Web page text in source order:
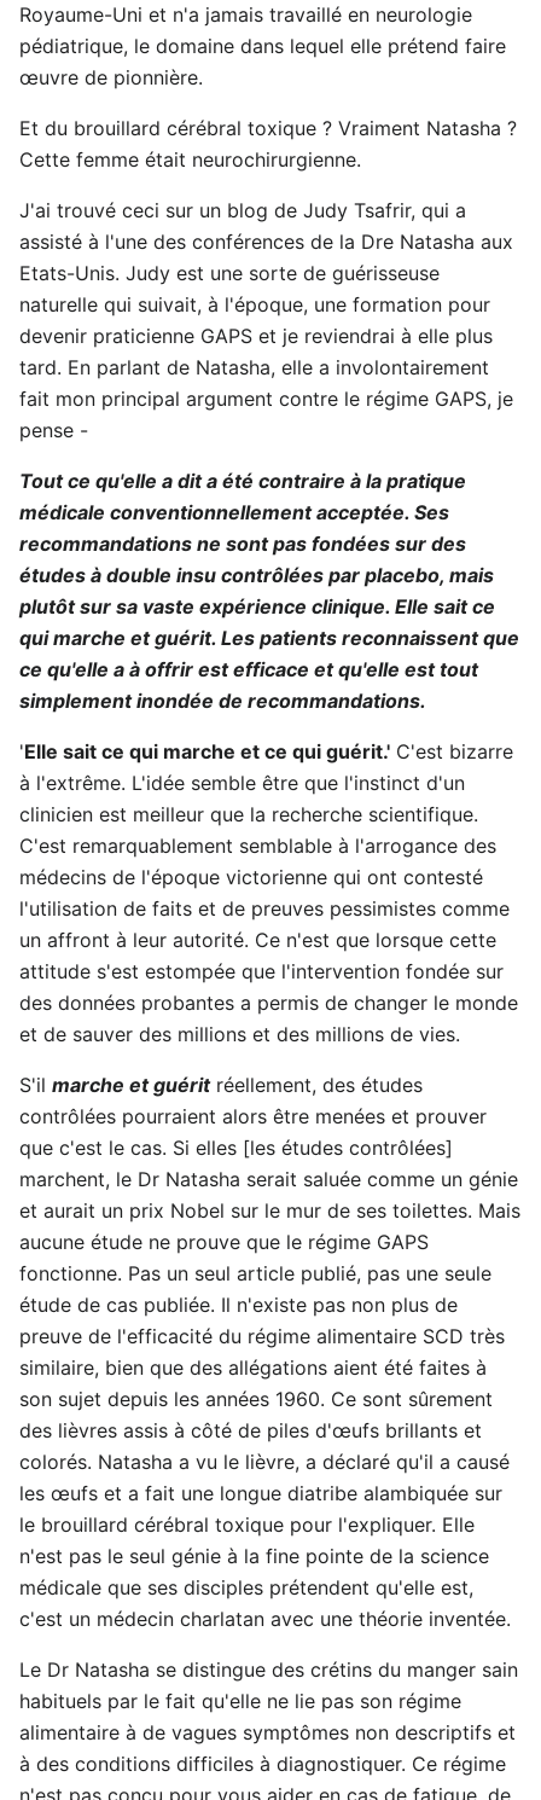
Royaume-Uni et n'a jamais travaillé en neurologie
pédiatrique, le domaine dans lequel elle prétend faire
œuvre de pionnière.
Et du brouillard cérébral toxique ? Vraiment Natasha ?
Cette femme était neurochirurgienne.
J'ai trouvé ceci sur un blog de Judy Tsafrir, qui a
assisté à l'une des conférences de la Dre Natasha aux
Etats-Unis. Judy est une sorte de guérisseuse
naturelle qui suivait, à l'époque, une formation pour
devenir praticienne GAPS et je reviendrai à elle plus
tard. En parlant de Natasha, elle a involontairement
fait mon principal argument contre le régime GAPS, je
pense -
Tout ce qu'elle a dit a été contraire à la pratique
médicale conventionnellement acceptée. Ses
recommandations ne sont pas fondées sur des
études à double insu contrôlées par placebo, mais
plutôt sur sa vaste expérience clinique. Elle sait ce
qui marche et guérit. Les patients reconnaissent que
ce qu'elle a à offrir est efficace et qu'elle est tout
simplement inondée de recommandations.
'Elle sait ce qui marche et ce qui guérit.' C'est bizarre
à l'extrême. L'idée semble être que l'instinct d'un
clinicien est meilleur que la recherche scientifique.
C'est remarquablement semblable à l'arrogance des
médecins de l'époque victorienne qui ont contesté
l'utilisation de faits et de preuves pessimistes comme
un affront à leur autorité. Ce n'est que lorsque cette
attitude s'est estompée que l'intervention fondée sur
des données probantes a permis de changer le monde
et de sauver des millions et des millions de vies.
S'il marche et guéritréellement, des études
contrôlées pourraient alors être menées et prouver
que c'est le cas. Si elles [les études contrôlées]
marchent, le Dr Natasha serait saluée comme un génie
et aurait un prix Nobel sur le mur de ses toilettes. Mais
aucune étude ne prouve que le régime GAPS
fonctionne. Pas un seul article publié, pas une seule
étude de cas publiée. Il n'existe pas non plus de
preuve de l'efficacité du régime alimentaire SCD très
similaire, bien que des allégations aient été faites à
son sujet depuis les années 1960. Ce sont sûrement
des lièvres assis à côté de piles d'œufs brillants et
colorés. Natasha a vu le lièvre, a déclaré qu'il a causé
les œufs et a fait une longue diatribe alambiquée sur
le brouillard cérébral toxique pour l'expliquer. Elle
n'est pas le seul génie à la fine pointe de la science
médicale que ses disciples prétendent qu'elle est,
c'est un médecin charlatan avec une théorie inventée.
Le Dr Natasha se distingue des crétins du manger sain
habituels par le fait qu'elle ne lie pas son régime
alimentaire à de vagues symptômes non descriptifs et
à des conditions difficiles à diagnostiquer. Ce régime
n'est pas conçu pour vous aider en cas de fatigue, de